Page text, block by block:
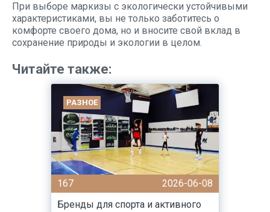
При выборе маркизы с экологически устойчивыми
характеристиками, вы не только заботитесь о
комфорте своего дома, но и вносите свой вклад в
сохранение природы и экологии в целом.
Читайте также:
РАЗНОЕ
167
2026-06-08
Бренды для спорта и активного